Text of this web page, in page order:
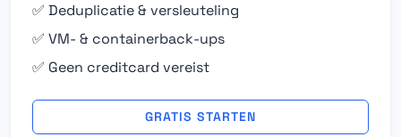
✅ Deduplicatie & versleuteling
✅ VM- & containerback-ups
✅ Geen creditcard vereist
GRATIS STARTEN